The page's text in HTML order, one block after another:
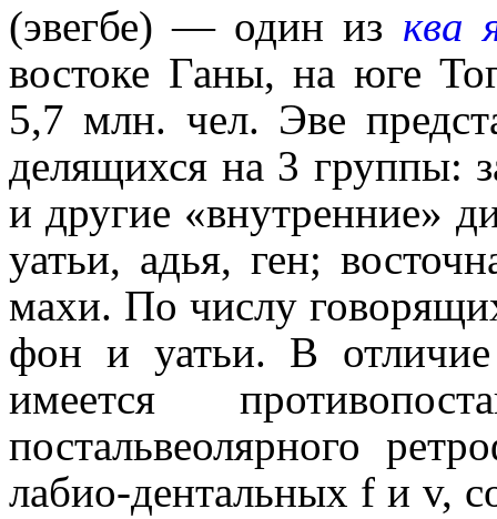
(эвегбе) — один из ква
востоке Ганы, на юге
5,7 млн. чел. Эве
делящихся на 3 группы:
и другие «внутренние»
уатьи, адья, ген;
махи. По числу
фон и уатьи. В
имеется
постальвео­ляр­но­го
лабио-дентальных f и v,